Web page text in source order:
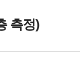
측정)